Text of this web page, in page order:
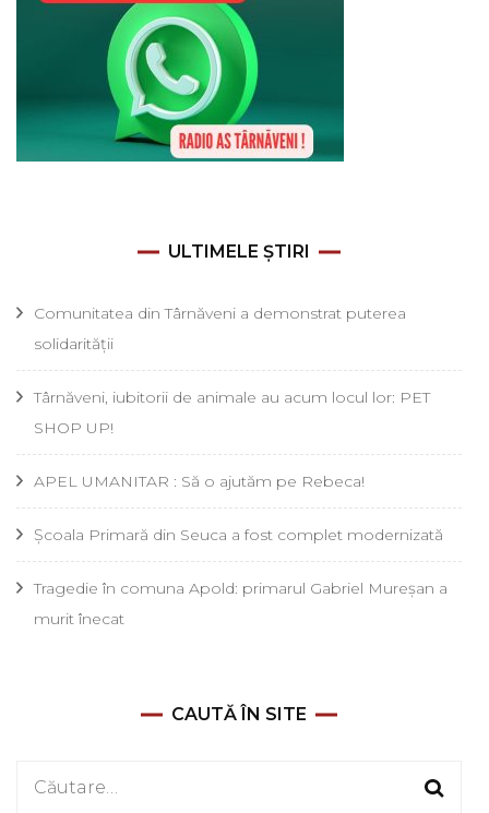
ULTIMELE ȘTIRI
Comunitatea din Târnăveni a demonstrat puterea
solidarității
Târnăveni, iubitorii de animale au acum locul lor: PET
SHOP UP!
APEL UMANITAR : Să o ajutăm pe Rebeca!
Școala Primară din Seuca a fost complet modernizată
Tragedie în comuna Apold: primarul Gabriel Mureșan a
murit înecat
CAUTĂ ÎN SITE
Caută